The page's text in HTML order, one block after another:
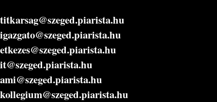
titkarsag@szeged.piarista.hu
igazgato@szeged.piarista.hu
etkezes@szeged.piarista.hu
it@szeged.piarista.hu
ami@szeged.piarista.hu
kollegium@szeged.piarista.hu